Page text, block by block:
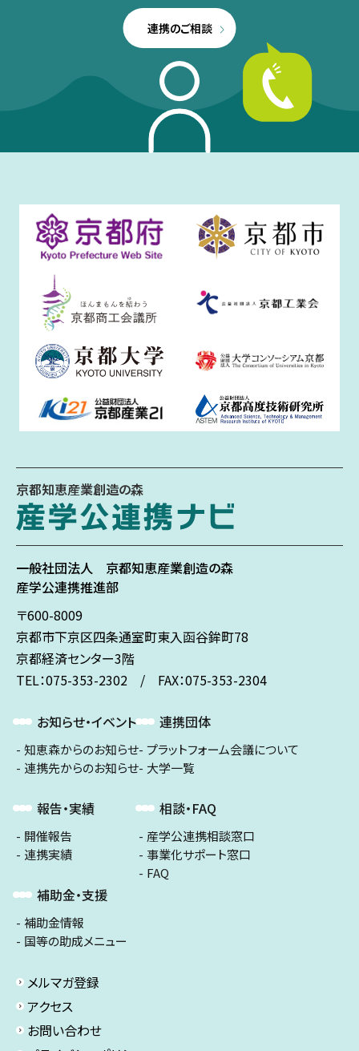
連携のご相談
京都知恵産業創造の森
一般社団法人 京都知恵産業創造の森
産学公連携推進部
〒600-8009
京都市下京区四条通室町東入函谷鉾町78
京都経済センター3階
TEL：075-353-2302 / FAX：075-353-2304
お知らせ・イベント
知恵森からのお知らせ
連携先からのお知らせ
報告・実績
開催報告
連携実績
補助金・支援
補助金情報
国等の助成メニュー
連携団体
プラットフォーム会議について
大学一覧
相談・FAQ
産学公連携相談窓口
事業化サポート窓口
FAQ
メルマガ登録
アクセス
お問い合わせ